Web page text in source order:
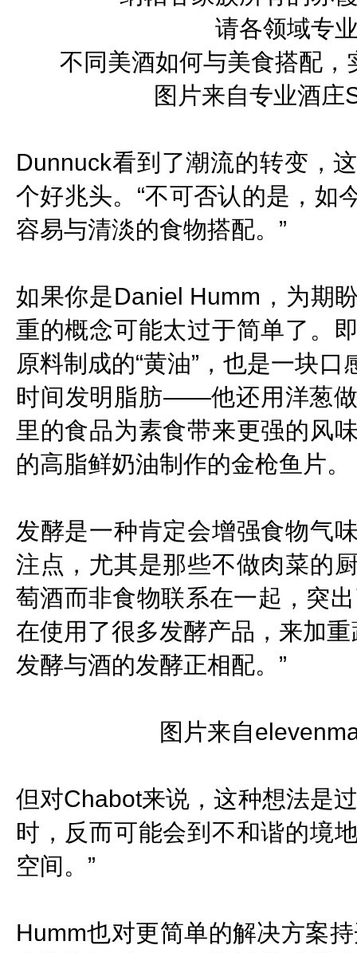
请各领域专
不同美酒如何与美食搭配
图片来自专业酒庄
Dunnuck看到了潮流的转变，
个好兆头。“不可否认的是，如
容易与清淡的食物搭配。”
如果你是Daniel Humm，为期
重的概念可能太过于简单了。
原料制成的“黄油”，也是一块
时间发明脂肪——他还用洋葱
里的食品为素食带来更强的风
的高脂鲜奶油制作的金枪鱼片。
发酵是一种肯定会增强食物气
注点，尤其是那些不做肉菜的
萄酒而非食物联系在一起，突
在使用了很多发酵产品，来加
发酵与酒的发酵正相配。”
图片来自
但对Chabot来说，这种想法是
时，反而可能会到不和谐的境
空间。”
Humm也对更简单的解决方案